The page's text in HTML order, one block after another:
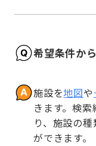
希望条件か
施設を地図や
きます。検
り、施設の
ができます。